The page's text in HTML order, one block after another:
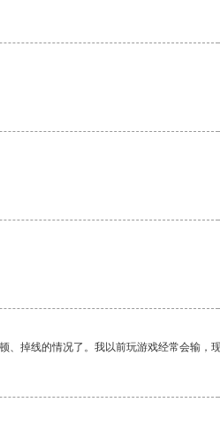
掉线的情况了。我以前玩游戏经常会输，